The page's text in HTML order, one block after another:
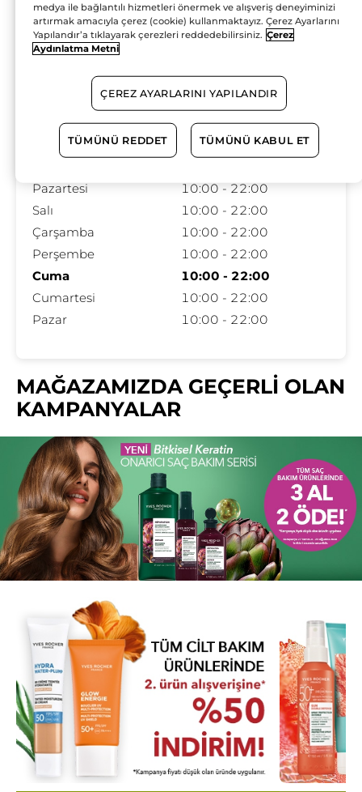
YOL TARİFİ
Çalışma Saatleri
Pazartesi
10:00 - 22:00
Salı
10:00 - 22:00
Çarşamba
10:00 - 22:00
Perşembe
10:00 - 22:00
Cuma
10:00 - 22:00
Cumartesi
10:00 - 22:00
Pazar
10:00 - 22:00
MAĞAZAMIZDA GEÇERLİ OLAN
KAMPANYALAR
medya ile bağlantılı hizmetleri önermek ve alışveriş deneyiminizi
artırmak amacıyla çerez (cookie) kullanmaktayız. Çerez Ayarlarını
Yapılandır’a tıklayarak çerezleri reddedebilirsiniz. Çerez
Aydınlatma Metni
ÇEREZ AYARLARINI YAPILANDIR
TÜMÜNÜ REDDET TÜMÜNÜ KABUL ET